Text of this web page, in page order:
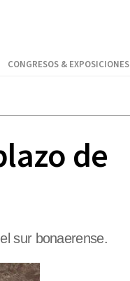
CONGRESOS & EXPOSICIONES
de
sur bonaerense.